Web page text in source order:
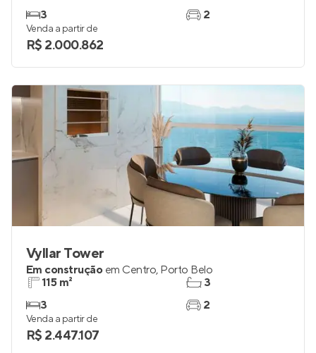
3
2
Venda a partir de
R$ 2.000.862
Vyllar Tower
Em construção em Centro, Porto Belo
115 m²
3
3
2
Venda a partir de
R$ 2.447.107